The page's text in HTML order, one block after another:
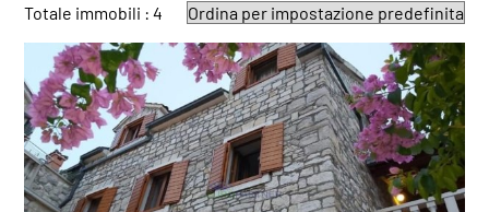
Totale immobili : 4